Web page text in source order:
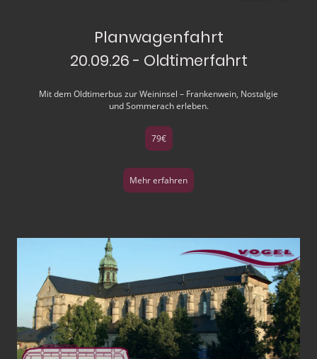
Planwagenfahrt
20.09.26 - Oldtimerfahrt
Mit dem Oldtimerbus zur Weininsel – Frankenwein, Nostalgie
und Sommerach erleben.
79€
Mehr erfahren